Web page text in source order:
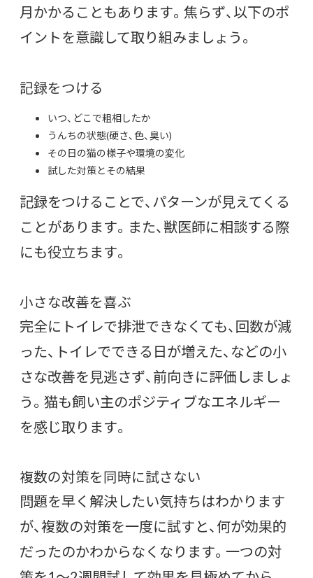
月かかることもあります。焦らず、以下のポ
イントを意識して取り組みましょう。
記録をつける
いつ、どこで粗相したか
うんちの状態(硬さ、色、臭い)
その日の猫の様子や環境の変化
試した対策とその結果
記録をつけることで、パターンが見えてくる
ことがあります。また、獣医師に相談する際
にも役立ちます。
小さな改善を喜ぶ
完全にトイレで排泄できなくても、回数が減
った、トイレでできる日が増えた、などの小
さな改善を見逃さず、前向きに評価しましょ
う。猫も飼い主のポジティブなエネルギー
を感じ取ります。
複数の対策を同時に試さない
問題を早く解決したい気持ちはわかります
が、複数の対策を一度に試すと、何が効果的
だったのかわからなくなります。一つの対